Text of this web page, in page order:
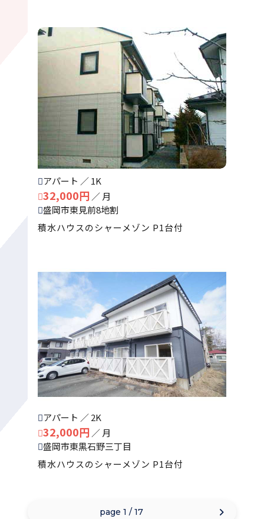
アパート ／ 1K
32,000円 ／ 月
盛岡市東見前8地割
積水ハウスのシャーメゾン P1台付
アパート ／ 2K
32,000円 ／ 月
盛岡市東黒石野三丁目
積水ハウスのシャーメゾン P1台付
page 1 / 17